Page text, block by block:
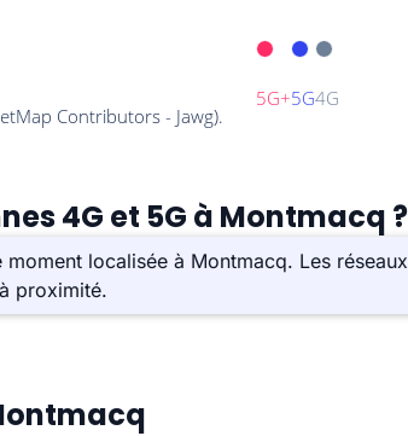
4G et 5G à Montmacq ?
localisée à Montmacq. Les
proximité.